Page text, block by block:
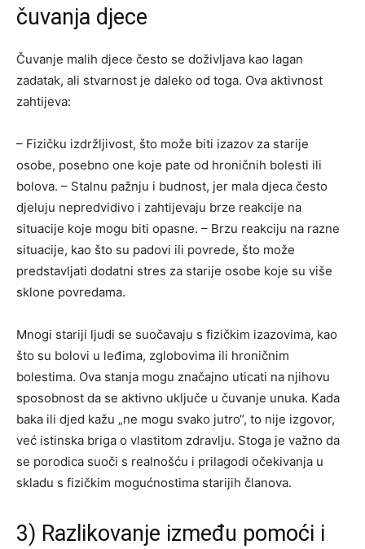
čuvanja djece
Čuvanje malih djece često se doživljava kao lagan
zadatak, ali stvarnost je daleko od toga. Ova aktivnost
zahtijeva:
– Fizičku izdržljivost, što može biti izazov za starije
osobe, posebno one koje pate od hroničnih bolesti ili
bolova. – Stalnu pažnju i budnost, jer mala djeca često
djeluju nepredvidivo i zahtijevaju brze reakcije na
situacije koje mogu biti opasne. – Brzu reakciju na razne
situacije, kao što su padovi ili povrede, što može
predstavljati dodatni stres za starije osobe koje su više
sklone povredama.
Mnogi stariji ljudi se suočavaju s fizičkim izazovima, kao
što su bolovi u leđima, zglobovima ili hroničnim
bolestima. Ova stanja mogu značajno uticati na njihovu
sposobnost da se aktivno uključe u čuvanje unuka. Kada
baka ili djed kažu „ne mogu svako jutro“, to nije izgovor,
već istinska briga o vlastitom zdravlju. Stoga je važno da
se porodica suoči s realnošću i prilagodi očekivanja u
skladu s fizičkim mogućnostima starijih članova.
3) Razlikovanje između pomoći i